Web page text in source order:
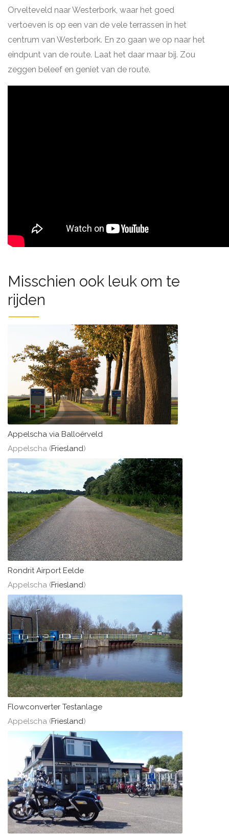
Orvelteveld naar Westerbork, waar het goed
vertoeven is op een van de vele terrassen in het
centrum van Westerbork. En zo gaan we op naar het
eindpunt van de route. Laat het daar maar bij. Zou
zeggen beleef en geniet van de route.
Misschien ook leuk om te
rijden
Appelscha via Balloërveld
Appelscha (Friesland)
Rondrit Airport Eelde
Appelscha (Friesland)
Flowconverter Testanlage
Appelscha (Friesland)